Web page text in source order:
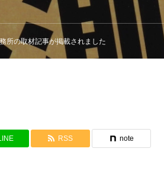
所の取材記事が掲載されました
RSS note